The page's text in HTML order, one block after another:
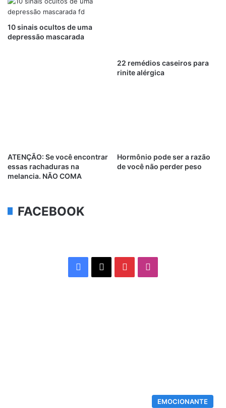
10 sinais ocultos de uma
depressão mascarada
22 remédios caseiros para
rinite alérgica
ATENÇÃO: Se você encontrar
essas rachaduras na
melancia. NÃO COMA
Hormônio pode ser a razão
de você não perder peso
FACEBOOK
Facebook
X Pinterest
EMOCIONANTE